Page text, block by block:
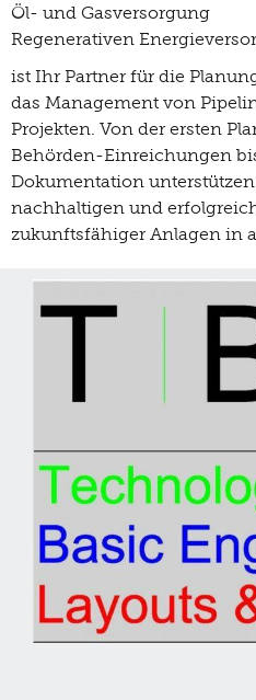
Öl- und Gasversorgung
Regenerativen
ist Ihr Partner für die
das Management von
Projekten. Von der ersten
Behörden-Einreichungen
Dokumentation
nachhaltigen und
zukunftsfähiger Anlagen in